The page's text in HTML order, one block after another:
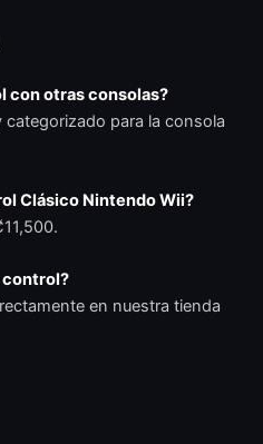
con otras consolas?
para la consola
Clásico Nintendo Wii?
control?
en nuestra tienda